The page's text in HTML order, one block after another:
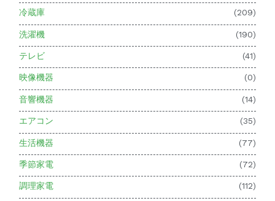
冷蔵庫 (209)
洗濯機 (190)
テレビ (41)
映像機器 (0)
音響機器 (14)
エアコン (35)
生活機器 (77)
季節家電 (72)
調理家電 (112)